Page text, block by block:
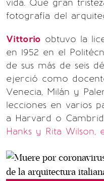
vida. Qué gran
fotografía del
Vittorio obtuvo la
en 1952 en el
de sus más de seis
ejerció como
Venecia, Milán y
lecciones en varios
a Harvard o
Hanks y Rita